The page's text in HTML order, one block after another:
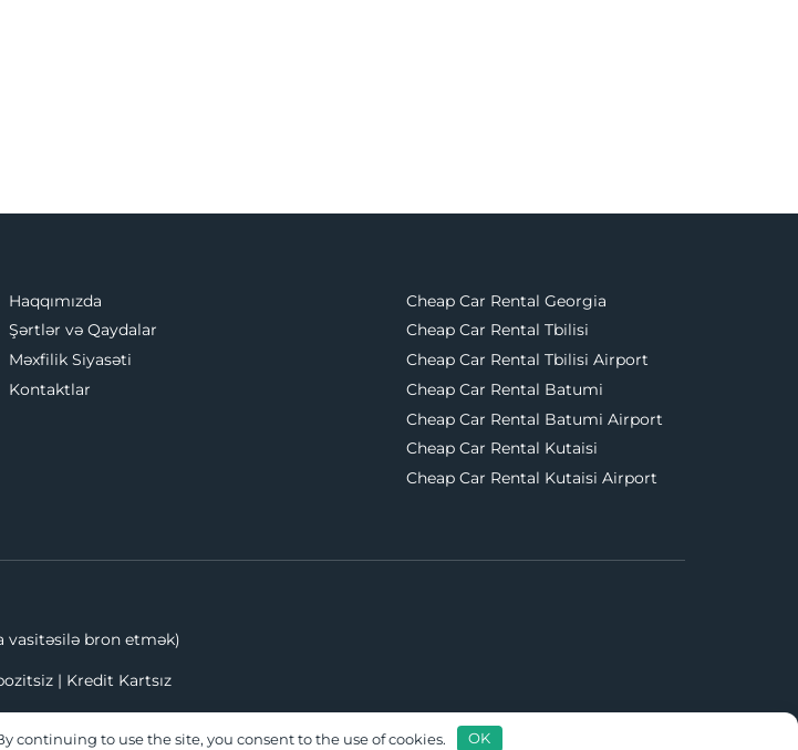
Haqqımızda
Şərtlər və Qaydalar
Məxfilik Siyasəti
Kontaktlar
Cheap Car Rental Georgia
Cheap Car Rental Tbilisi
Cheap Car Rental Tbilisi Airport
Cheap Car Rental Batumi
Cheap Car Rental Batumi Airport
Cheap Car Rental Kutaisi
Cheap Car Rental Kutaisi Airport
vasitəsilə bron etmək)
| Kredit Kartsız
continuing to use the site, you consent to the use of cookies. OK